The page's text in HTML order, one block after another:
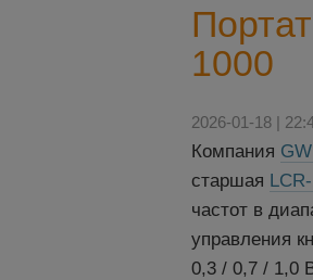
1000
2026-01-18 |
Компания
старшая
частот в
управления
0,3 / 0,7 / 1,0